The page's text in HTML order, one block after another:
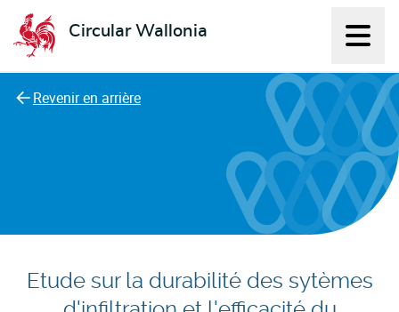
Circular Wallonia
L'économie circulaire
Revenir en arrière
Etude sur la durabilité des sytèmes